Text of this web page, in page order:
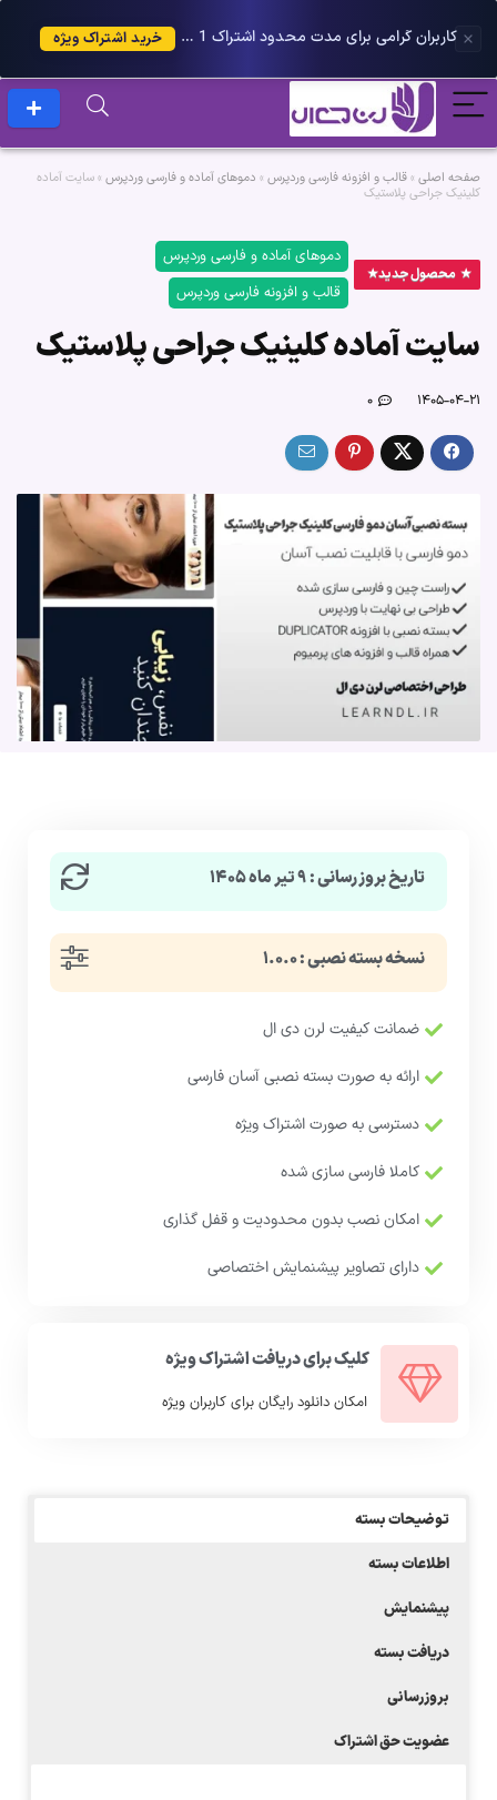
کاربران گرامی برای مدت محدود اشتراک 1 ساله پلاس را می توانید با 25 درصد تخفیف دریافت کنید. خرید اشتراک ویژه
صفحه اصلی »قالب و افزونه فارسی وردپرس » دموهای آماده و فارسی وردپرس »سایت آماده
کلینیک جراحی پلاستیک
محصول جدید
دموهای آماده و فارسی وردپرس
قالب و افزونه فارسی وردپرس
سایت آماده کلینیک جراحی پلاستیک
۱۴۰۵-۰۴-۲۱ ۰
تاریخ بروزرسانی : ۹ تیر ماه ۱۴۰۵
نسخه بسته نصبی : ۱.۰.۰
ضمانت کیفیت لرن دی ال
ارائه به صورت بسته نصبی آسان فارسی
دسترسی به صورت اشتراک ویژه
کاملا فارسی سازی شده
امکان نصب بدون محدودیت و قفل گذاری
دارای تصاویر پیشنمایش اختصاصی
کلیک برای دریافت اشتراک ویژه
امکان دانلود رایگان برای کاربران ویژه
توضیحات بسته
اطلاعات بسته
پیشنمایش
دریافت بسته
بروزرسانی
عضویت حق اشتراک